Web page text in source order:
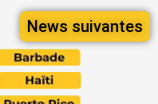
News suivantes